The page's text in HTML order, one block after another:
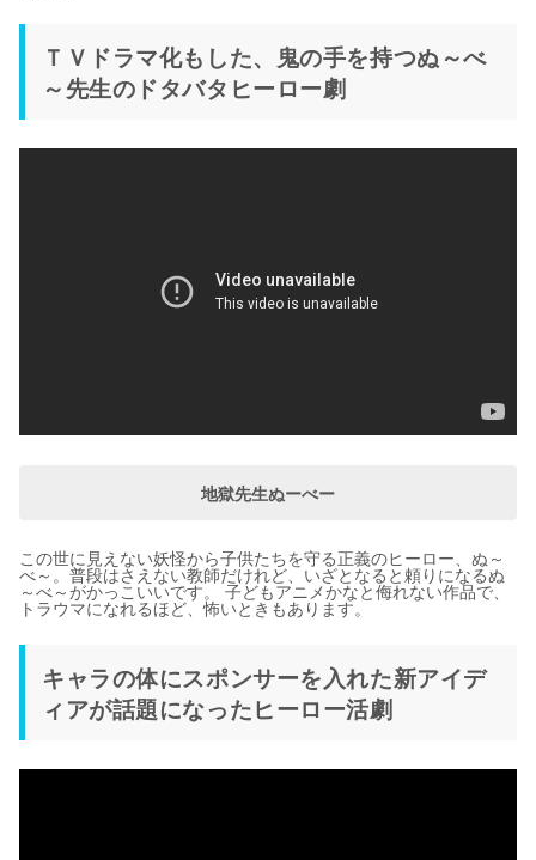
ＴＶドラマ化もした、鬼の手を持つぬ～べ
～先生のドタバタヒーロー劇
地獄先生ぬーべー
この世に見えない妖怪から子供たちを守る正義のヒーロー、ぬ～
べ～。普段はさえない教師だけれど、いざとなると頼りになるぬ
～べ～がかっこいいです。 子どもアニメかなと侮れない作品で、
トラウマになれるほど、怖いときもあります。
キャラの体にスポンサーを入れた新アイデ
ィアが話題になったヒーロー活劇